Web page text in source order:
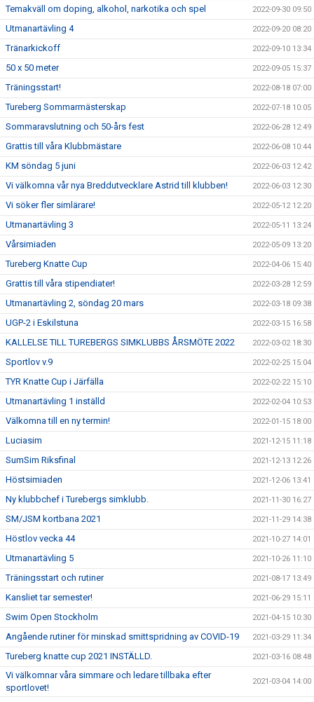
Temakväll om doping, alkohol, narkotika och spel 2022-09-30 09:50
Utmanartävling 4 2022-09-20 08:20
Tränarkickoff 2022-09-10 13:34
50 x 50 meter 2022-09-05 15:37
Träningsstart! 2022-08-18 07:00
Tureberg Sommarmästerskap 2022-07-18 10:05
Sommaravslutning och 50-års fest 2022-06-28 12:49
Grattis till våra Klubbmästare 2022-06-08 10:44
KM söndag 5 juni 2022-06-03 12:42
Vi välkomna vår nya Breddutvecklare Astrid till klubben! 2022-06-03 12:30
Vi söker fler simlärare! 2022-05-12 12:20
Utmanartävling 3 2022-05-11 13:24
Vårsimiaden 2022-05-09 13:20
Tureberg Knatte Cup 2022-04-06 15:40
Grattis till våra stipendiater! 2022-03-28 12:59
Utmanartävling 2, söndag 20 mars 2022-03-18 09:38
UGP-2 i Eskilstuna 2022-03-15 16:58
KALLELSE TILL TUREBERGS SIMKLUBBS ÅRSMÖTE 2022 2022-03-02 18:30
Sportlov v.9 2022-02-25 15:04
TYR Knatte Cup i Järfälla 2022-02-22 15:10
Utmanartävling 1 inställd 2022-02-04 10:53
Välkomna till en ny termin! 2022-01-15 18:00
Luciasim 2021-12-15 11:18
SumSim Riksfinal 2021-12-13 12:26
Höstsimiaden 2021-12-06 13:41
Ny klubbchef i Turebergs simklubb. 2021-11-30 16:27
SM/JSM kortbana 2021 2021-11-29 14:38
Höstlov vecka 44 2021-10-27 14:01
Utmanartävling 5 2021-10-26 11:10
Träningsstart och rutiner 2021-08-17 13:49
Kansliet tar semester! 2021-06-29 15:11
Swim Open Stockholm 2021-04-15 10:30
Angående rutiner för minskad smittspridning av COVID-19 2021-03-29 11:34
Tureberg knatte cup 2021 INSTÄLLD. 2021-03-16 08:48
Vi välkomnar våra simmare och ledare tillbaka efter
sportlovet!
2021-03-04 14:00